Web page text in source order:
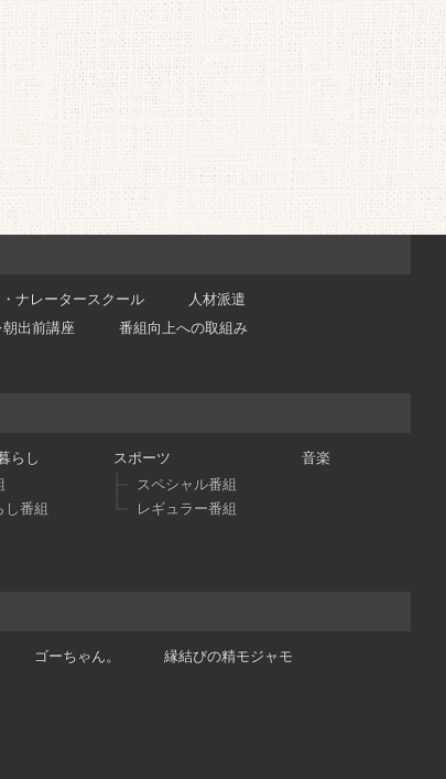
ナレータースクール
人材派遣
出前講座
番組向上への取組み
らし
し番組
スポーツ
スペシャル番組
レギュラー番組
音楽
ゴーちゃん。
縁結びの精モジャモ